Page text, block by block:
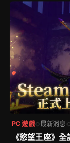
PC 遊戲◇最新消息
《慾望王座》